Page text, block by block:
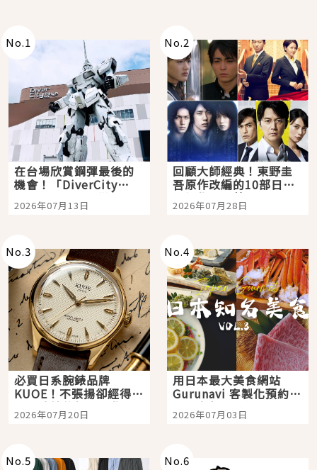
No.1
在台場欣賞鋼彈最後的
機會！「DiverCity
Tokyo Plaza」搭船、
購物、美食及夜景，一
2026年07月13日
No.2
回顧大師經典！東野圭
吾原作改編的10部日本
影視作品推薦
2026年07月28日
No.3
必買日系腕錶品牌
KUOE！不張揚卻經得起
時間洗鍊的經典之作五
選
2026年07月20日
No.4
用日本最大美食網站
Gurunavi 客製化預約九
大都市餐廳，打造專屬
美食體驗！
2026年07月03日
No.5 No.6